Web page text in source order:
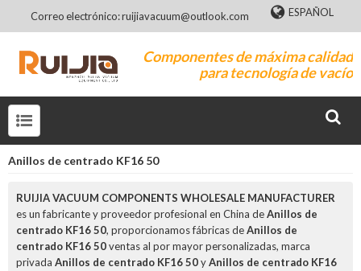
Correo electrónico: ruijiavacuum@outlook.com ESPAÑOL
Componentes de máxima calidad
para tecnología de vacío
Anillos de centrado KF16 50
RUIJIA VACUUM COMPONENTS WHOLESALE MANUFACTURER
es un fabricante y proveedor profesional en China deAnillos de
centrado KF16 50, proporcionamos fábricas deAnillos de
centrado KF16 50ventas al por mayor personalizadas, marca
privada Anillos de centrado KF16 50yAnillos de centrado KF16